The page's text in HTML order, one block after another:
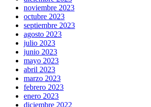
noviembre 2023
octubre 2023
septiembre 2023
agosto 2023
julio 2023
junio 2023
mayo 2023
abril 2023
marzo 2023
febrero 2023
enero 2023
diciembre 2022